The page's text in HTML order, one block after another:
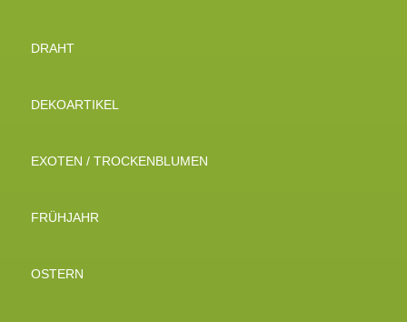
DRAHT
DEKOARTIKEL
EXOTEN / TROCKENBLUMEN
FRÜHJAHR
OSTERN